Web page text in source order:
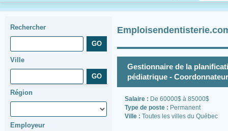
Rechercher
Ville
Région
Employeur
Gestionnaire de la
pédiatrique -
Salaire : De 60000$ à 85000$
Type de poste : Permanent
Ville : Toutes les villes du Québec